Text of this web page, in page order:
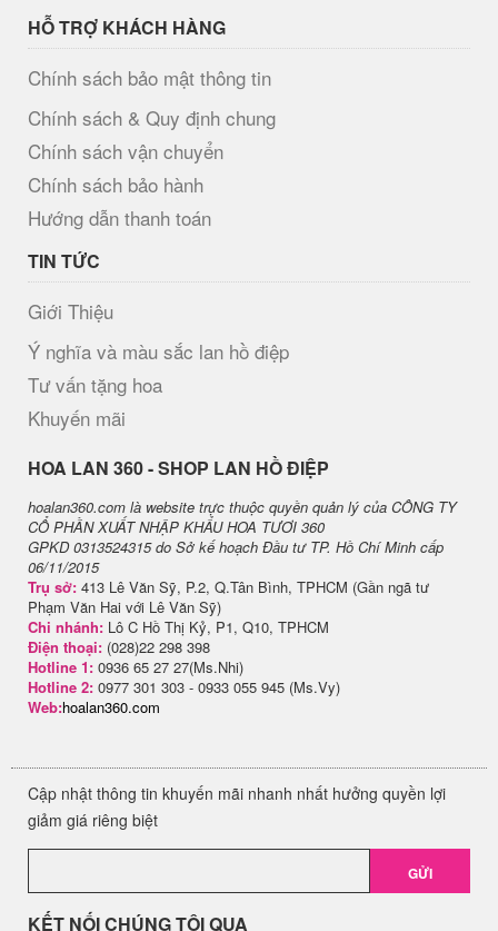
HỖ TRỢ KHÁCH HÀNG
Chính sách bảo mật thông tin
Chính sách & Quy định chung
Chính sách vận chuyển
Chính sách bảo hành
Hướng dẫn thanh toán
TIN TỨC
Giới Thiệu
Ý nghĩa và màu sắc lan hồ điệp
Tư vấn tặng hoa
Khuyến mãi
H​OA LAN 360 - SHOP LAN HỒ ĐIỆP
hoalan360.com là website trực thuộc quyền quản lý của CÔNG TY
CỔ PHẦN XUẤT NHẬP KHẨU HOA TƯƠI 360
GPKD 0313524315 do Sở kế hoạch Đầu tư TP. Hồ Chí Minh cấp
06/11/2015
Trụ sở: 413 Lê Văn Sỹ, P.2, Q.Tân Bình, TPHCM (Gần ngã tư
Phạm Văn Hai với Lê Văn Sỹ)
Chi nhánh: Lô C Hồ Thị Kỷ, P1, Q10, TPHCM
Điện thoại: (028)22 298 398
Hotline 1: 0936 65 27 27(Ms.Nhi)
Hotline 2: 0977 301 303 - 0933 055 945 (Ms.Vy)
Web:hoalan360.com
Cập nhật thông tin khuyến mãi nhanh nhất hưởng quyền lợi
giảm giá riêng biệt
GỬI
KẾT NỐI CHÚNG TÔI QUA